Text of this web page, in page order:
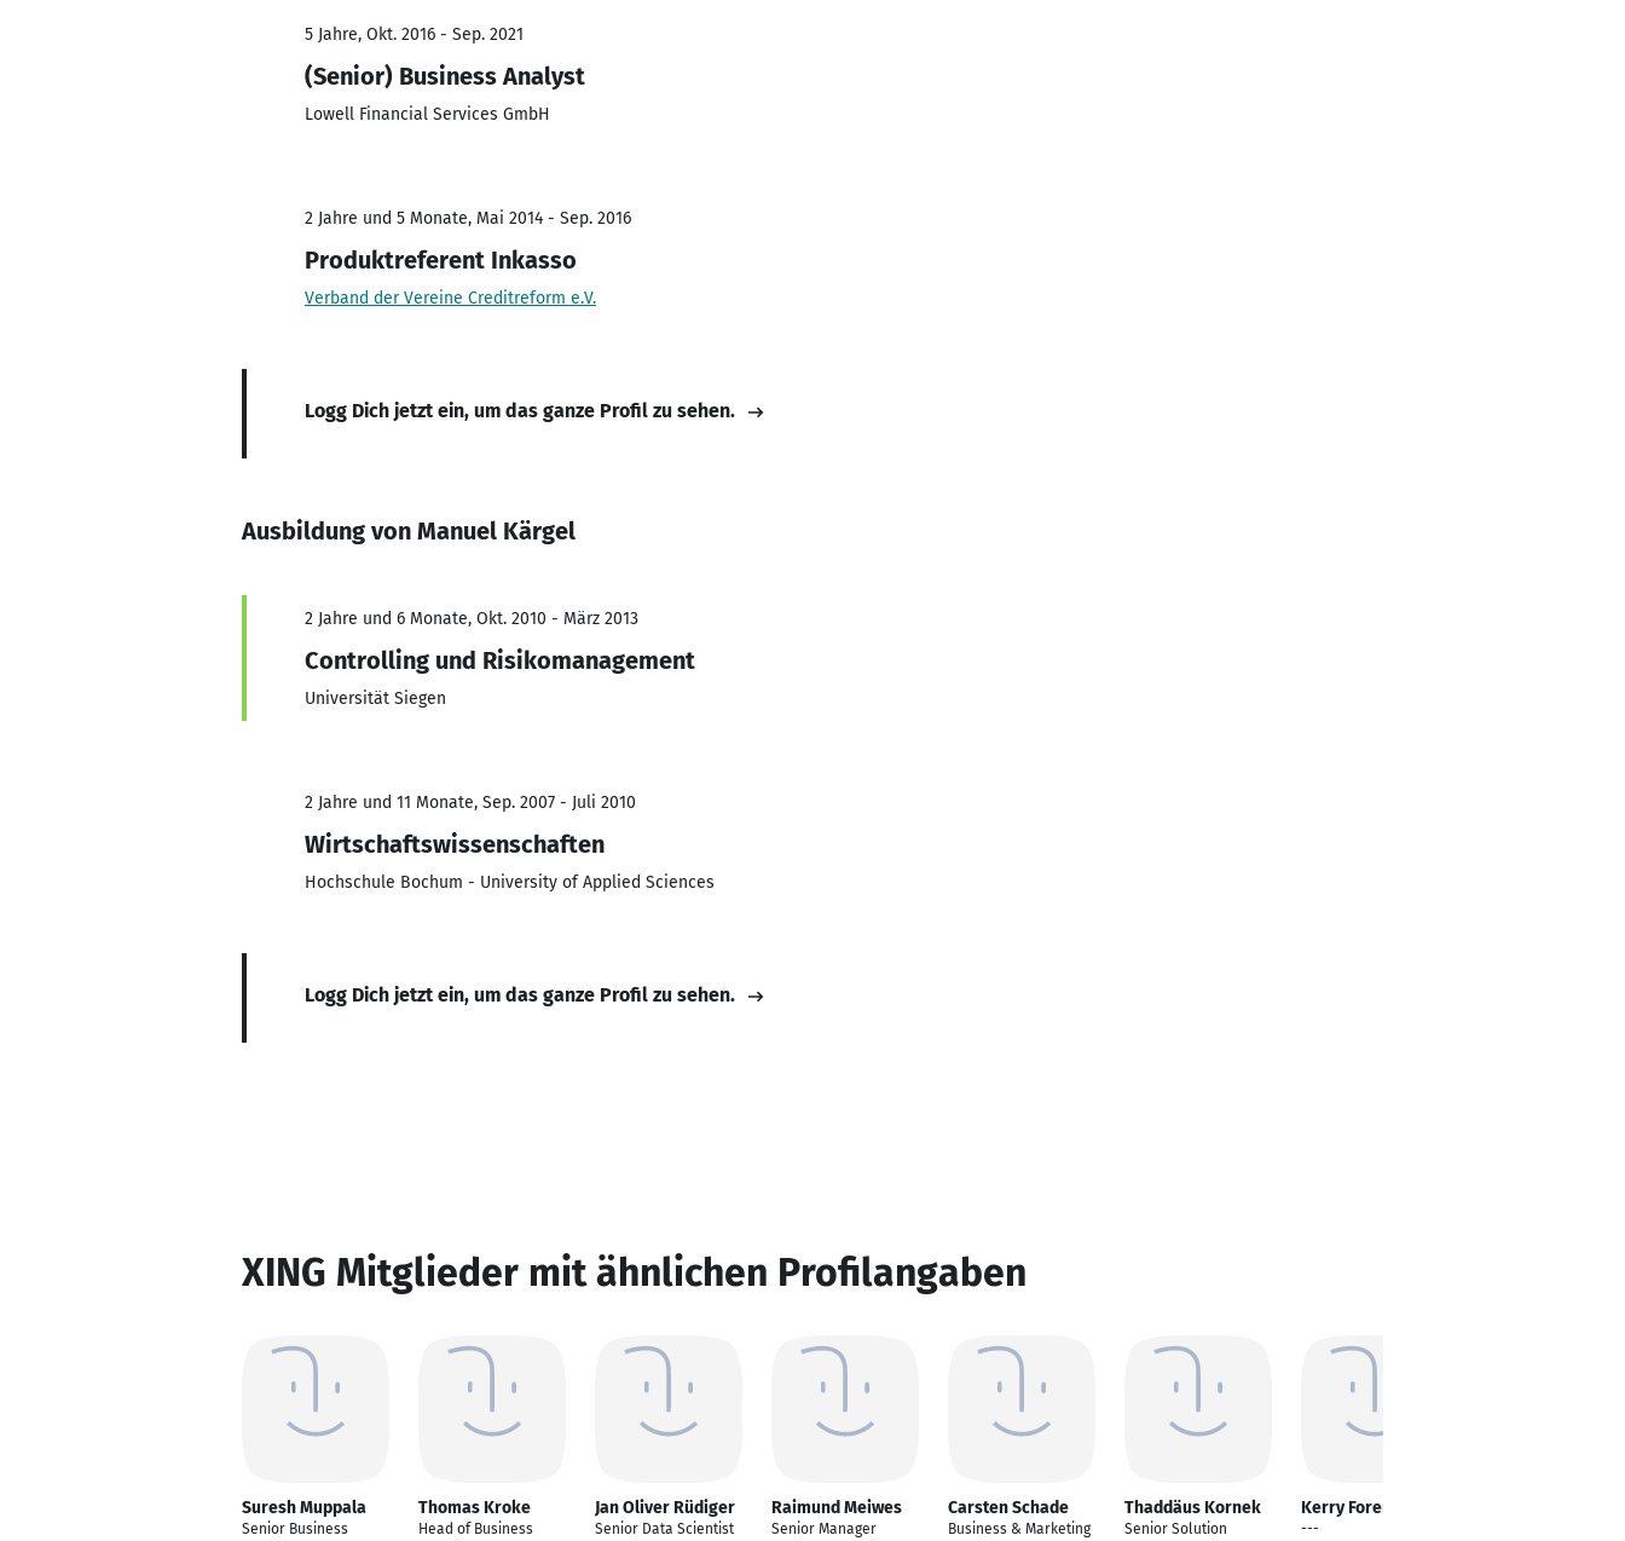
5 Jahre, Okt. 2016 - Sep. 2021
(Senior) Business Analyst
Lowell Financial Services GmbH
2 Jahre und 5 Monate, Mai 2014 - Sep. 2016
Produktreferent Inkasso
Verband der Vereine Creditreform e.V.
Logg Dich jetzt ein, um das ganze Profil zu sehen.
Ausbildung von Manuel Kärgel
2 Jahre und 6 Monate, Okt. 2010 - März 2013
Controlling und Risikomanagement
Universität Siegen
2 Jahre und 11 Monate, Sep. 2007 - Juli 2010
Wirtschaftswissenschaften
Hochschule Bochum - University of Applied Sciences
Logg Dich jetzt ein, um das ganze Profil zu sehen.
XING Mitglieder mit ähnlichen Profilangaben
Suresh Muppala
Senior Business
Thomas Kroke
Head of Business
Jan Oliver Rüdiger
Senior Data Scientist
Raimund Meiwes
Senior Manager
Carsten Schade
Business & Marketing
Thaddäus Kornek
Senior Solution
Kerry Foreman
---